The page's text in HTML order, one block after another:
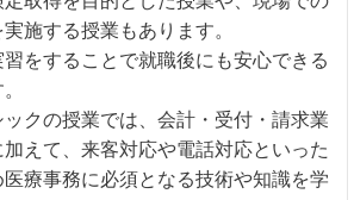
施する授業もあります。
をすることで就職後にも安心できる
クの授業では、会計・受付・請求業
えて、来客対応や電話対応といった
療事務に必須となる技術や知識を学